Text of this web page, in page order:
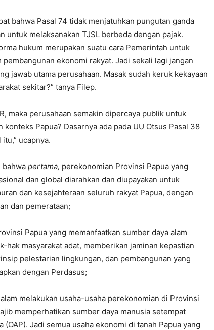
bahwa Pasal 74 tidak menjatuhkan pungutan ganda
untuk melaksanakan TJSL berbeda dengan pajak.
hukum merupakan suatu cara Pemerintah untuk
ekonomi rakyat. Jadi sekali lagi jangan
jawab utama perusahaan. Masak sudah keruk kekayaan
sekitar?” tanya Filep.
maka perusahaan semakin dipercaya publik untuk
Papua? Dasarnya ada pada UU Otsus Pasal 38
ucapnya.
bahwa pertama, perekonomian Provinsi Papua yang
dan global diarahkan dan diupayakan untuk
dan kesejahteraan seluruh rakyat Papua, dengan
dan pemerataan;
Papua yang memanfaatkan sumber daya alam
hak masyarakat adat, memberikan jaminan kepastian
pelestarian lingkungan, dan pembangunan yang
dengan Perdasus;
melakukan usaha-usaha perekonomian di Provinsi
memperhatikan sumber daya manusia setempat
Jadi semua usaha ekonomi di tanah Papua yang